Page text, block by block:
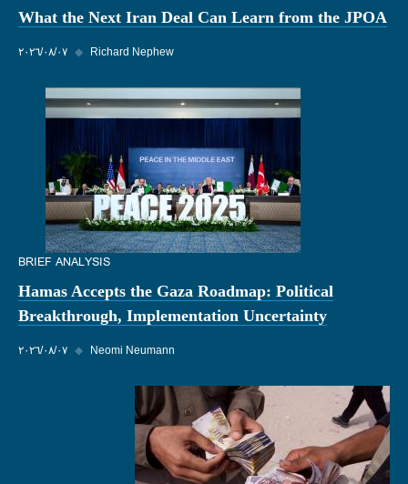
What the Next Iran Deal Can Learn from the JPOA
٠٧‏/٠٨‏/٢٠٢٦ ◆ Richard Nephew
BRIEF ANALYSIS
Hamas Accepts the Gaza Roadmap: Political
Breakthrough, Implementation Uncertainty
٠٧‏/٠٨‏/٢٠٢٦ ◆ Neomi Neumann